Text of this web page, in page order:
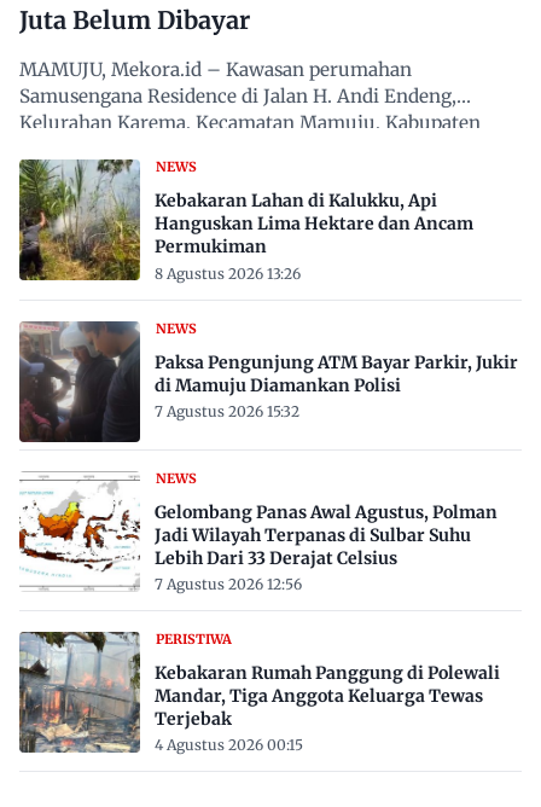
Juta Belum Dibayar
MAMUJU, Mekora.id – Kawasan perumahan
Samusengana Residence di Jalan H. Andi Endeng,
Kelurahan Karema, Kecamatan Mamuju, Kabupaten
NEWS
Kebakaran Lahan di Kalukku, Api
Hanguskan Lima Hektare dan Ancam
Permukiman
8 Agustus 2026 13:26
NEWS
Paksa Pengunjung ATM Bayar Parkir, Jukir
di Mamuju Diamankan Polisi
7 Agustus 2026 15:32
NEWS
Gelombang Panas Awal Agustus, Polman
Jadi Wilayah Terpanas di Sulbar Suhu
Lebih Dari 33 Derajat Celsius
7 Agustus 2026 12:56
PERISTIWA
Kebakaran Rumah Panggung di Polewali
Mandar, Tiga Anggota Keluarga Tewas
Terjebak
4 Agustus 2026 00:15